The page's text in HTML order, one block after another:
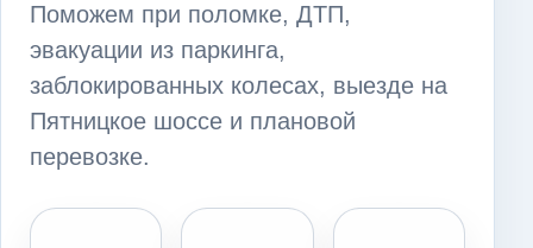
Поможем при поломке, ДТП,
эвакуации из паркинга,
заблокированных колесах, выезде на
Пятницкое шоссе и плановой
перевозке.